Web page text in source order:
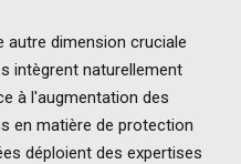
autre dimension cruciale
intègrent naturellement
à l'augmentation des
en matière de protection
déploient des expertises